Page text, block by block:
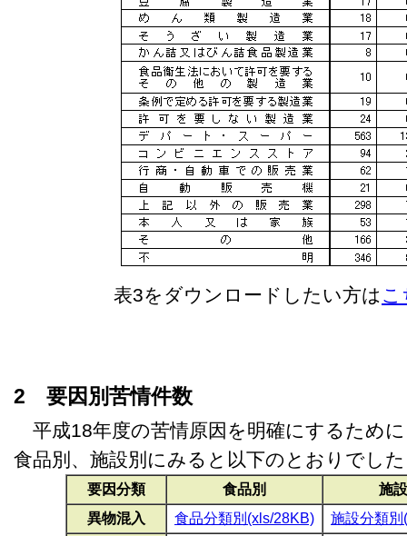
表3をダウンロードしたい方は こ
2 要因別苦情件数
平成18年度の苦情原因を明確にするため
食品別、施設別にみると以下のとおりでし
要因分類 食品別
施
異物混入
食品分類別(xls/28KB)
施設分類